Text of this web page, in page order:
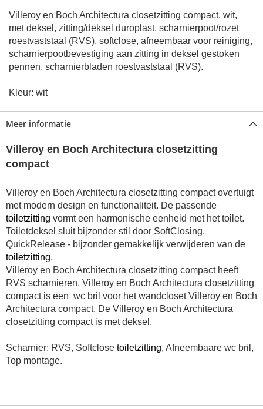
Villeroy en Boch Architectura closetzitting compact, wit,
met deksel, zitting/deksel duroplast, scharnierpoot/rozet
roestvaststaal (RVS), softclose, afneembaar voor reiniging,
scharnierpootbevestiging aan zitting in deksel gestoken
pennen, scharnierbladen roestvaststaal (RVS).
Kleur: wit
Meer informatie
Villeroy en Boch Architectura closetzitting
compact
Villeroy en Boch Architectura closetzitting compact overtuigt
met modern design en functionaliteit. De passende
toiletzitting vormt een harmonische eenheid met het toilet.
Toiletdeksel sluit bijzonder stil door SoftClosing.
QuickRelease - bijzonder gemakkelijk verwijderen van de
toiletzitting.
Villeroy en Boch Architectura closetzitting compact heeft
RVS scharnieren. Villeroy en Boch Architectura closetzitting
compact is een wc bril voor het wandclosetVilleroy en Boch
Architectura compact. De Villeroy en Boch Architectura
closetzitting compact is met deksel.
Scharnier: RVS, Softclose toiletzitting, Afneembaare wc bril,
Top montage.